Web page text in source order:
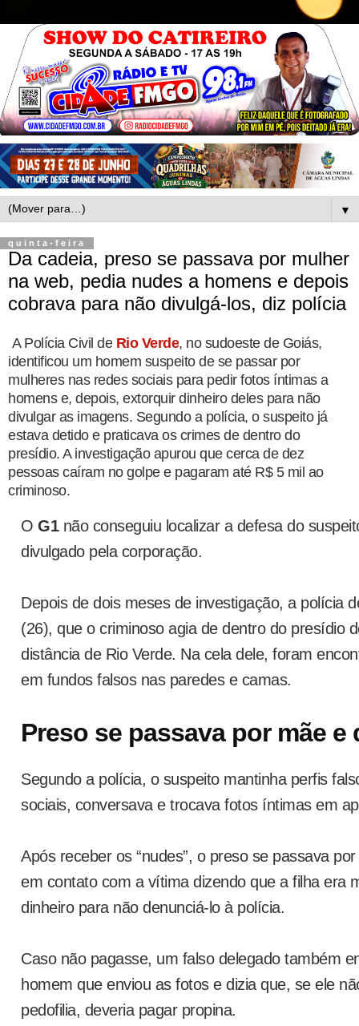
▼
quinta-feira
Da cadeia, preso se passava por mulher
na web, pedia nudes a homens e depois
cobrava para não divulgá-los, diz polícia
A Polícia Civil de Rio Verde, no sudoeste de Goiás,
identificou um homem suspeito de se passar por
mulheres nas redes sociais para pedir fotos íntimas a
homens e, depois, extorquir dinheiro deles para não
divulgar as imagens. Segundo a polícia, o suspeito já
estava detido e praticava os crimes de dentro do
presídio. A investigação apurou que cerca de dez
pessoas caíram no golpe e pagaram até R$ 5 mil ao
criminoso.
O G1 não conseguiu localizar a defesa do
divulgado pela corporação.
Depois de dois meses de investigação, a polícia
(26), que o criminoso agia de dentro do presídio
distância de Rio Verde. Na cela dele, foram
em fundos falsos nas paredes e camas.
Preso se passava por mãe e
Segundo a polícia, o suspeito mantinha perfis
sociais, conversava e trocava fotos íntimas em
Após receber os “nudes”, o preso se passava
em contato com a vítima dizendo que a filha era
dinheiro para não denunciá-lo à polícia.
Caso não pagasse, um falso delegado também
homem que enviou as fotos e dizia que, se ele
pedofilia, deveria pagar propina.